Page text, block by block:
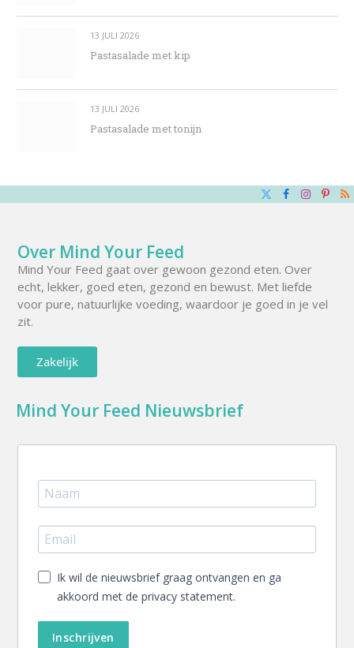
13 JULI 2026
Pastasalade met kip
13 JULI 2026
Pastasalade met tonijn
X
Facebook
Over Mind Your Feed
Mind Your Feed gaat over gewoon gezond eten. Over
echt, lekker, goed eten, gezond en bewust. Met liefde
voor pure, natuurlijke voeding, waardoor je goed in je vel
zit.
Zakelijk
Mind Your Feed Nieuwsbrief
Ik wil de nieuwsbrief graag ontvangen en ga
akkoord met de privacy statement.
Inschrijven